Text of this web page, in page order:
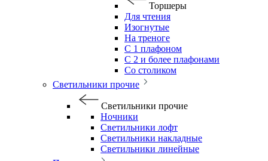
Торшеры
Для чтения
Изогнутые
На треноге
С 1 плафоном
С 2 и более плафонами
Со столиком
Светильники прочие
Светильники прочие
Ночники
Светильники лофт
Светильники накладные
Светильники линейные